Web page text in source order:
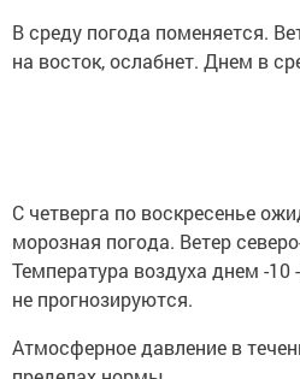
В среду погода поменяется.
на восток, ослабнет. Днем в
С четверга по воскресенье
морозная погода. Ветер
Температура воздуха днем -
не прогнозируются.
Атмосферное давление в